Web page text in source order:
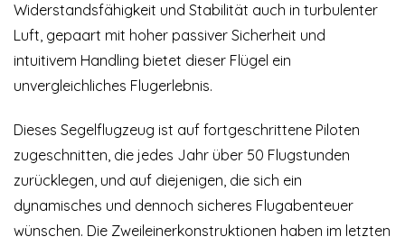
Widerstandsfähigkeit und Stabilität auch in turbulenter
Luft, gepaart mit hoher passiver Sicherheit und
intuitivem Handling bietet dieser Flügel ein
unvergleichliches Flugerlebnis.
Dieses Segelflugzeug ist auf fortgeschrittene Piloten
zugeschnitten, die jedes Jahr über 50 Flugstunden
zurücklegen, und auf diejenigen, die sich ein
dynamisches und dennoch sicheres Flugabenteuer
wünschen. Die Zweileinerkonstruktionen haben im letzten